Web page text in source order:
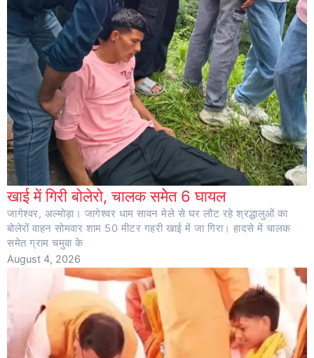
खाई में गिरी बोलेरो, चालक समेेत 6 घायल
जागेश्वर, अल्मोड़ा। जागेश्वर धाम सावन मेले से घर लौट रहे श्रद्धालुओं का
बोलेरों वाहन सोमवार शाम 50 मीटर गहरी खाई में जा गिरा। हादसे में चालक
समेत ग्राम चमुवा के
August 4, 2026